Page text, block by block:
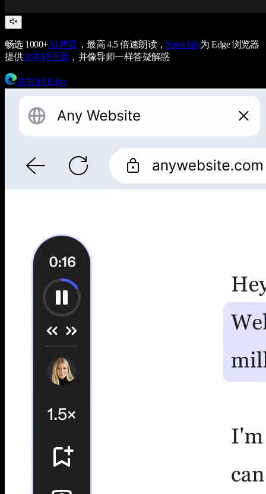
畅选 1000+AI 声音，最高 4.5 倍速朗读， Speechify为 Edge 浏览器
提供文本转语音，并像导师一样答疑解惑
添加到 Edge